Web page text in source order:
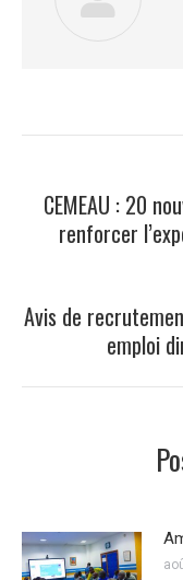
Navigation
article
CEMEAU : 20
renforcer
Avis de
emploi